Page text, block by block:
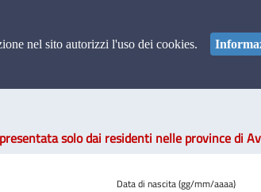
solo dai residenti nelle province di
Data di nascita (gg/mm/aaaa)
nel sito autorizzi l'uso dei cookies.